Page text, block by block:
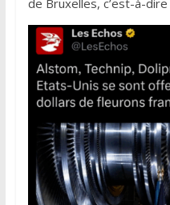
de Bruxelles, c’est-à-dire